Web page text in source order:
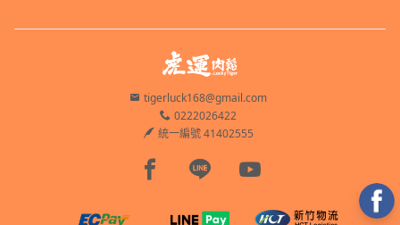
tigerluck168@gmail.com
0222026422
統一編號 41402555
Facebook page
Line pageYoutube page